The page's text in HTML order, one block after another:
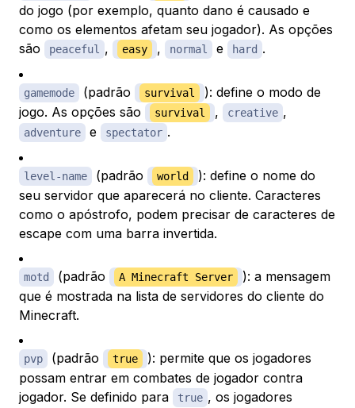
do jogo (por exemplo, quanto dano é causado e
como os elementos afetam seu jogador). As opções
são
peaceful , easy , normal e hard .
gamemode (padrão survival
): define o modo de
jogo. As opções são
survival , creative ,
adventure e spectator .
level-name (padrão world
): define o nome do
seu servidor que aparecerá no cliente. Caracteres
como o apóstrofo, podem precisar de caracteres de
escape com uma barra invertida.
motd (padrão A Minecraft Server
): a mensagem
que é mostrada na lista de servidores do cliente do
Minecraft.
pvp (padrão true
): permite que os jogadores
possam entrar em combates de jogador contra
jogador. Se definido para
true , os jogadores